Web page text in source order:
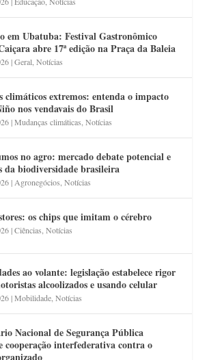
em Ubatuba: Festival Gastronômico
abre 17ª edição na Praça da Baleia
|Geral ,Notícias
climáticos extremos: entenda o impacto
nos vendavais do Brasil
|Mudanças climáticas ,Notícias
no agro: mercado debate potencial e
da biodiversidade brasileira
| Agronegócios ,Notícias
os chips que imitam o cérebro
|Ciências ,Notícias
ao volante: legislação estabelece rigor
alcoolizados e usando celular
|Mobilidade ,Notícias
Nacional de Segurança Pública
cooperação interfederativa contra o